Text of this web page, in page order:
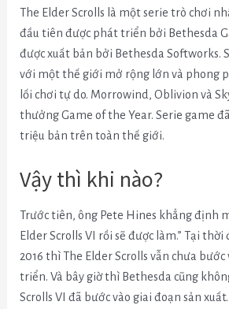
The Elder Scrolls là một serie trò chơi
đầu tiên được phát triển bởi Bethesda
được xuất bản bởi Bethesda Softworks.
với một thế giới mở rộng lớn và phong
lối chơi tự do. Morrowind, Oblivion và
thưởng Game of the Year. Serie game
triệu bản trên toàn thế giới.
Vậy thì khi nào?
Trước tiên, ông Pete Hines khẳng định
Elder Scrolls VI rồi sẽ được làm.” Tại
2016 thì The Elder Scrolls vẫn chưa
triển. Và bây giờ thì Bethesda cũng
Scrolls VI đã bước vào giai đoạn sản xuất.